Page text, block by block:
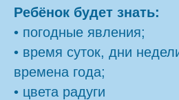
Ребёнок будет знать:
• погодные явления;
• время суток, дни
времена года;
• цвета радуги